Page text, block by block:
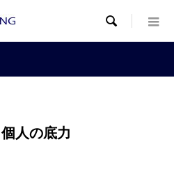

人の底力